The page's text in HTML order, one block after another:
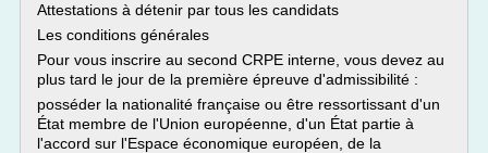
Attestations à détenir par tous les candidats
Les conditions générales
Pour vous inscrire au second CRPE interne, vous devez au
plus tard le jour de la première épreuve d'admissibilité :
posséder la nationalité française ou être ressortissant d'un
État membre de l'Union européenne, d'un État partie à
l'accord sur l'Espace économique européen, de la